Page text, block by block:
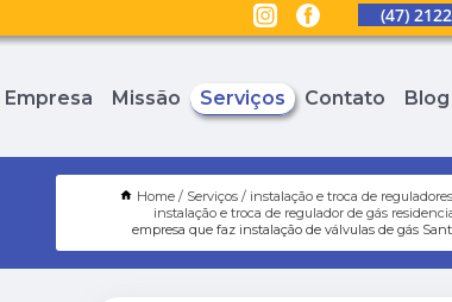
(47)
Empresa Missão Serviços Contato Blog
Home Serviços
instalação e troca de
instalação e troca de regulador de gás
empresa que faz instalação de válvulas de gás